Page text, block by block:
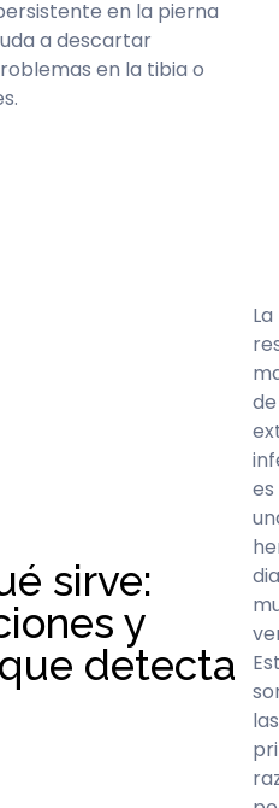
en la pierna
a descartar
en la tibia o
sirve:
y
detecta
La
de
es
las